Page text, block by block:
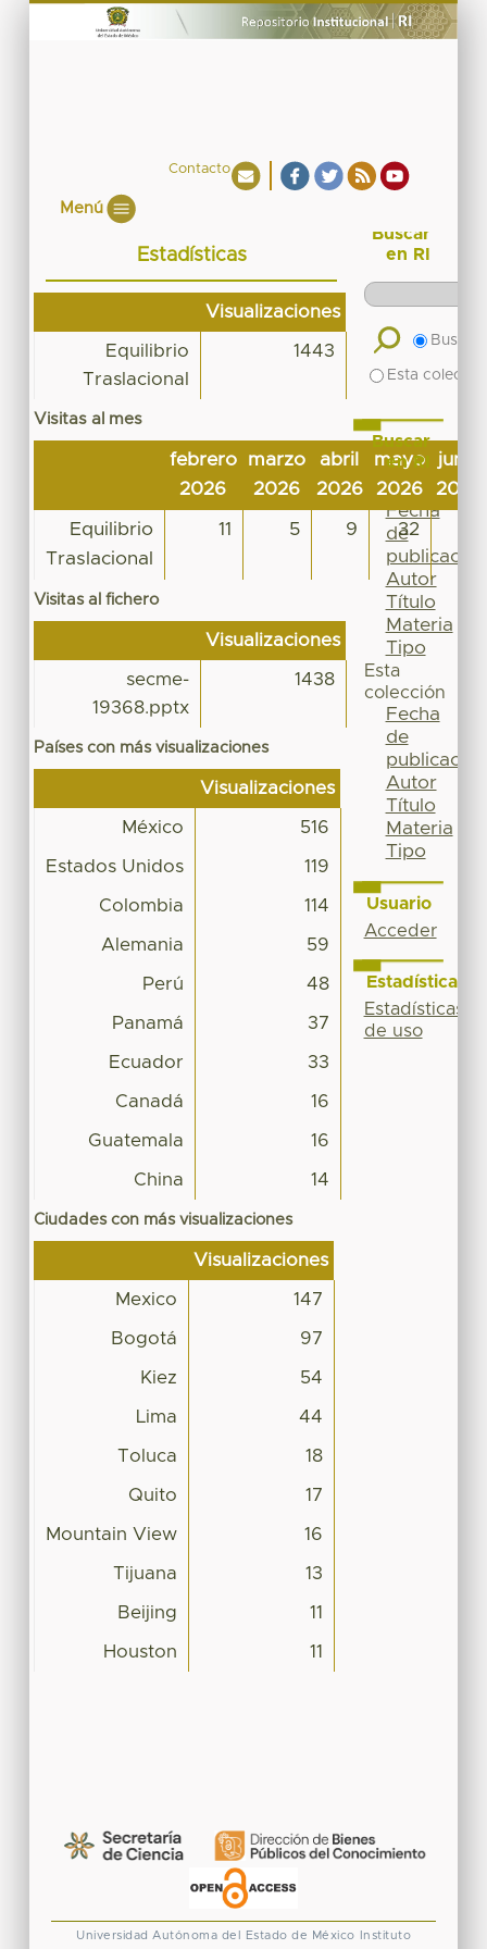
Contacto
Menú
Estadísticas
Visualizaciones
Equilibrio
Traslacional
1443
Visitas al mes
febrero
2026
marzo
2026
abril
2026
mayo
2026
junio
2026
Equilibrio
Traslacional
11 5 9 32
Visitas al fichero
Visualizaciones
secme-
19368.pptx
1438
Países con más visualizaciones
Visualizaciones
México 516
Estados Unidos 119
Colombia 114
Alemania 59
Perú 48
Panamá 37
Ecuador 33
Canadá 16
Guatemala 16
China 14
Ciudades con más visualizaciones
Visualizaciones
Mexico 147
Bogotá 97
Kiez 54
Lima 44
Toluca 18
Quito 17
Mountain View 16
Tijuana 13
Beijing 11
Houston 11
Buscar
en RI
Buscar
Esta
Buscar
en RI
Por
Fecha
de
publicación
Autor
Título
Materia
Tipo
Esta
colección
Fecha
de
publicación
Autor
Título
Materia
Tipo
Usuario
Acceder
Estadísticas
Estadísticas
de uso
Universidad Autónoma del Estado de México
Instituto